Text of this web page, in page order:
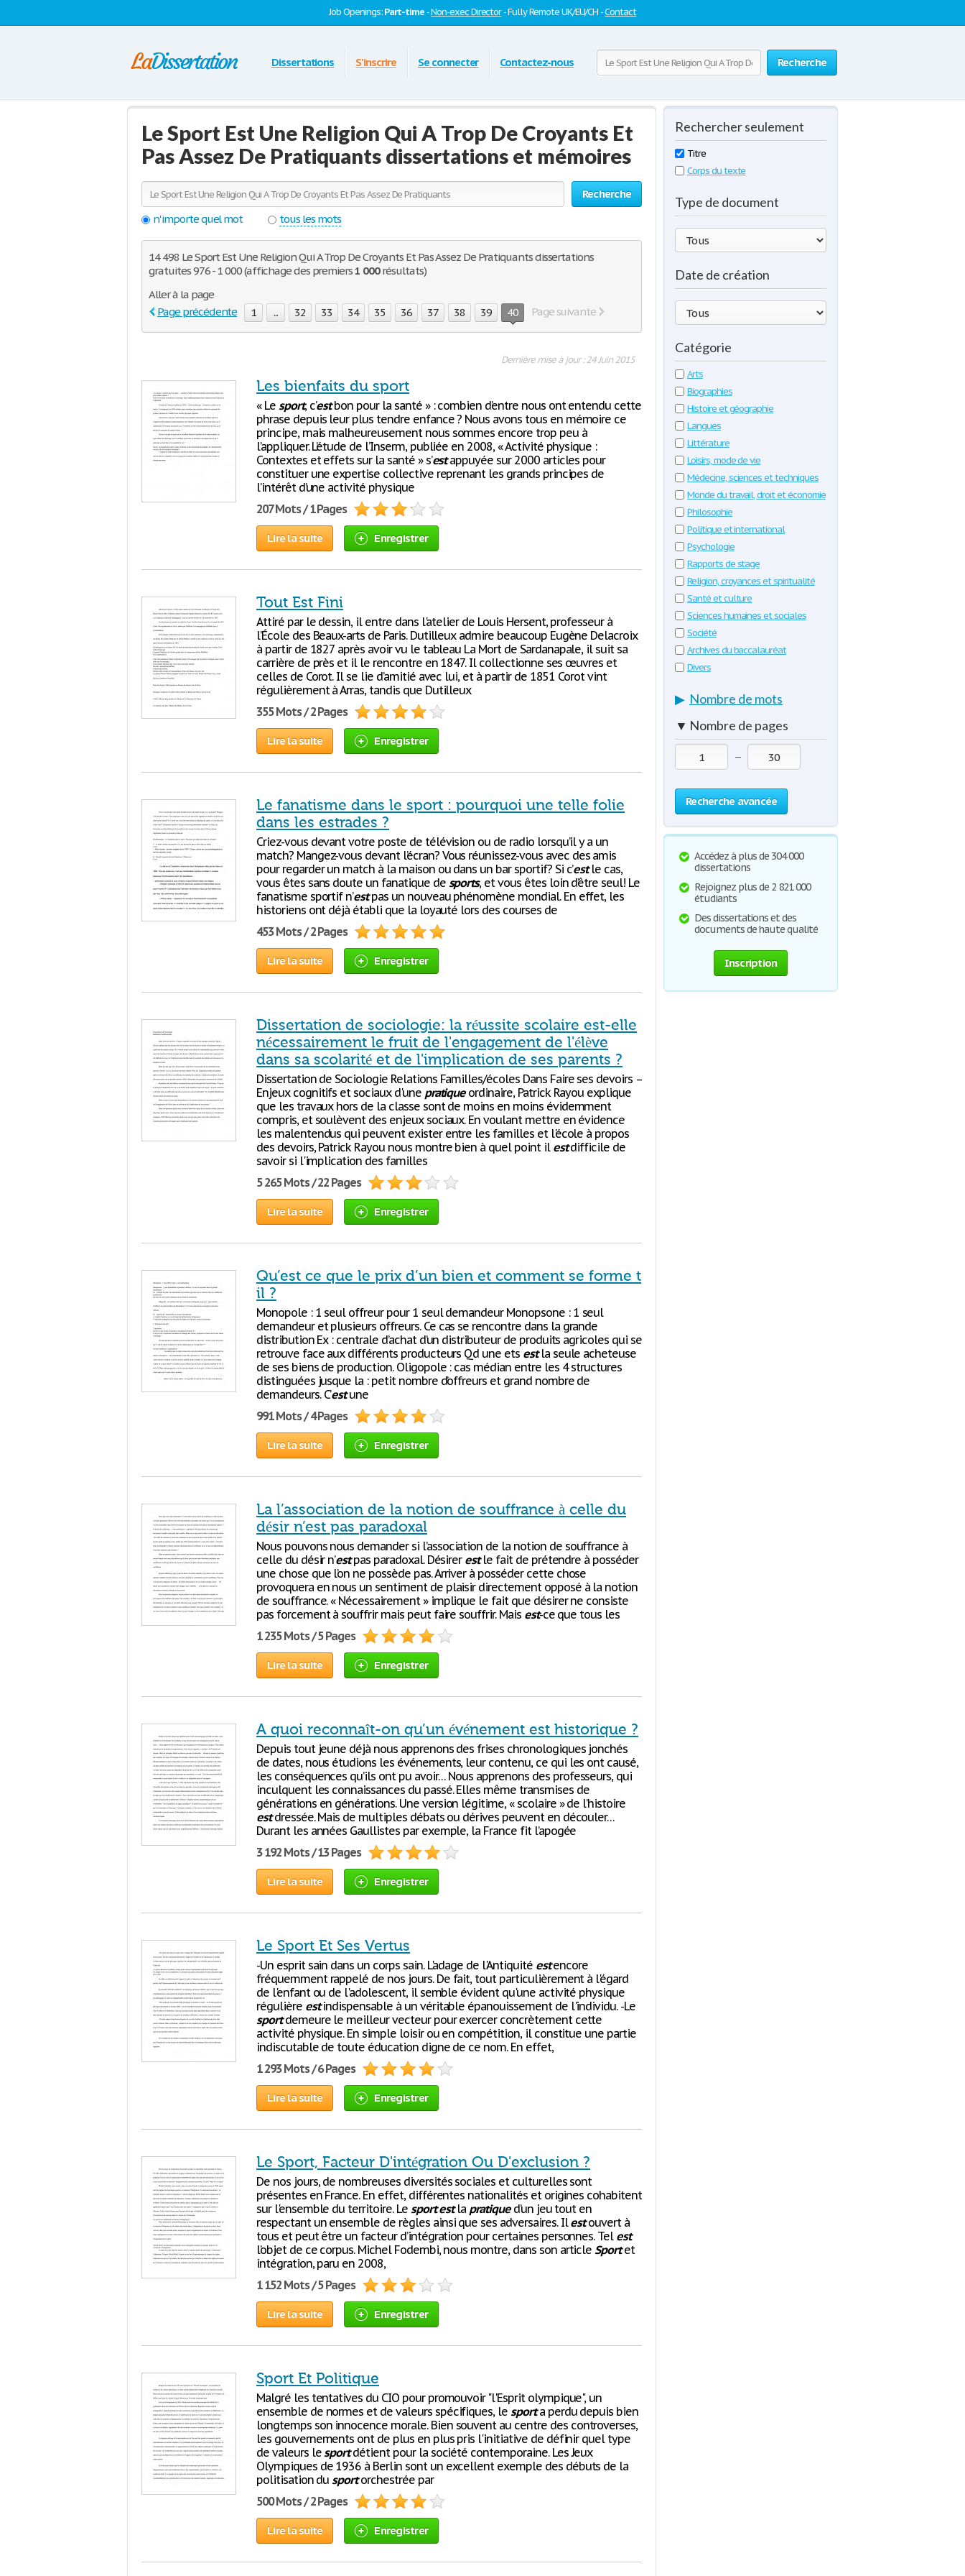
Job Openings:Part-time -Non-exec Director- Fully Remote UK/EU/CH -Contact
Recherche
Dissertations S'inscrire Se connecter Contactez-nous
Le Sport Est Une Religion Qui A Trop De Croyants Et
Pas Assez De Pratiquants dissertations et mémoires
Recherche
n'importe quel mot
tous les mots
14 498 Le Sport Est Une Religion Qui A Trop De Croyants Et Pas Assez De Pratiquants dissertations
gratuites 976 - 1 000 (affichage des premiers1 000résultats)
Aller à la page
Page précédente
1 ... 32 33 34 35 36 37 38 39 40 Page suivante
Dernière mise à jour : 24 Juin 2015
Les bienfaits du sport
« Le sport, c’estbon pour la santé » : combien d’entre nous ont entendu cette
phrase depuis leur plus tendre enfance ? Nous avons tous en mémoire ce
principe, mais malheureusement nous sommes encore trop peu à
l’appliquer. L’étude de l’Inserm, publiée en 2008, « Activité physique :
Contextes et effets sur la santé » s’estappuyée sur 2000 articles pour
constituer une expertise collective reprenant les grands principes de
l’intérêt d’une activité physique
207 Mots / 1 Pages
Lire la suite Enregistrer
Tout Est Fini
Attiré par le dessin, il entre dans l'atelier de Louis Hersent, professeur à
l’École des Beaux-arts de Paris. Dutilleux admire beaucoup Eugène Delacroix
à partir de 1827 après avoir vu le tableau La Mort de Sardanapale, il suit sa
carrière de près et il le rencontre en 1847. Il collectionne ses œuvres et
celles de Corot. Il se lie d’amitié avec lui, et à partir de 1851 Corot vint
régulièrement à Arras, tandis que Dutilleux
355 Mots / 2 Pages
Lire la suite Enregistrer
Le fanatisme dans le sport : pourquoi une telle folie
dans les estrades ?
Criez-vous devant votre poste de télévision ou de radio lorsqu’il y a un
match? Mangez-vous devant l’écran? Vous réunissez-vous avec des amis
pour regarder un match à la maison ou dans un bar sportif? Si c’estle cas,
vous êtes sans doute un fanatique de sports, et vous êtes loin d’être seul! Le
fanatisme sportif n’estpas un nouveau phénomène mondial. En effet, les
historiens ont déjà établi que la loyauté lors des courses de
453 Mots / 2 Pages
Lire la suite Enregistrer
Dissertation de sociologie: la réussite scolaire est-elle
nécessairement le fruit de l'engagement de l'élève
dans sa scolarité et de l'implication de ses parents ?
Dissertation de Sociologie Relations Familles/écoles Dans Faire ses devoirs –
Enjeux cognitifs et sociaux d'une pratiqueordinaire, Patrick Rayou explique
que les travaux hors de la classe sont de moins en moins évidemment
compris, et soulèvent des enjeux sociaux. En voulant mettre en évidence
les malentendus qui peuvent exister entre les familles et l'école à propos
des devoirs, Patrick Rayou nous montre bien à quel point il estdifficile de
savoir si l'implication des familles
5 265 Mots / 22 Pages
Lire la suite Enregistrer
Qu’est ce que le prix d’un bien et comment se forme t
il ?
Monopole : 1 seul offreur pour 1 seul demandeur Monopsone : 1 seul
demandeur et plusieurs offreurs. Ce cas se rencontre dans la grande
distribution Ex : centrale d’achat d’un distributeur de produits agricoles qui se
retrouve face aux différents producteurs Qd une ets estla seule acheteuse
de ses biens de production. Oligopole : cas médian entre les 4 structures
distinguées jusque la : petit nombre d’offreurs et grand nombre de
demandeurs. C’estune
991 Mots / 4 Pages
Lire la suite Enregistrer
La l’association de la notion de souffrance à celle du
désir n’est pas paradoxal
Nous pouvons nous demander si l’association de la notion de souffrance à
celle du désir n’estpas paradoxal. Désirer estle fait de prétendre à posséder
une chose que l’on ne possède pas. Arriver à posséder cette chose
provoquera en nous un sentiment de plaisir directement opposé à la notion
de souffrance. « Nécessairement » implique le fait que désirer ne consiste
pas forcement à souffrir mais peut faire souffrir. Mais est-ce que tous les
1 235 Mots / 5 Pages
Lire la suite Enregistrer
A quoi reconnaît-on qu’un événement est historique ?
Depuis tout jeune déjà nous apprenons des frises chronologiques jonchés
de dates, nous étudions les événements, leur contenu, ce qui les ont causé,
les conséquences qu’ils ont pu avoir… Nous apprenons des professeurs, qui
inculquent les connaissances du passé. Elles même transmises de
générations en générations. Une version légitime, « scolaire » de l’histoire
estdressée. Mais de multiples débats ou dérives peuvent en découler…
Durant les années Gaullistes par exemple, la France fit l’apogée
3 192 Mots / 13 Pages
Lire la suite Enregistrer
Le Sport Et Ses Vertus
-Un esprit sain dans un corps sain. L'adage de l'Antiquité estencore
fréquemment rappelé de nos jours. De fait, tout particulièrement à l'égard
de l'enfant ou de l'adolescent, il semble évident qu'une activité physique
régulière estindispensable à un véritable épanouissement de l'individu. -Le
sportdemeure le meilleur vecteur pour exercer concrètement cette
activité physique. En simple loisir ou en compétition, il constitue une partie
indiscutable de toute éducation digne de ce nom. En effet,
1 293 Mots / 6 Pages
Lire la suite Enregistrer
Le Sport, Facteur D'intégration Ou D'exclusion ?
De nos jours, de nombreuses diversités sociales et culturelles sont
présentes en France. En effet, différentes nationalités et origines cohabitent
sur l'ensemble du territoire. Le sport estla pratiqued’un jeu tout en
respectant un ensemble de règles ainsi que ses adversaires. Ilestouvert à
tous et peut être un facteur d’intégration pour certaines personnes. Tel est
l’objet de ce corpus. Michel Fodembi, nous montre, dans son articleSportet
intégration, paru en 2008,
1 152 Mots / 5 Pages
Lire la suite Enregistrer
Sport Et Politique
Malgré les tentatives du CIO pour promouvoir "l'Esprit olympique", un
ensemble de normes et de valeurs spécifiques, lesporta perdu depuis bien
longtemps son innocence morale. Bien souvent au centre des controverses,
les gouvernements ont de plus en plus pris l'initiative de définir quel type
de valeurs lesportdétient pour la société contemporaine. Les Jeux
Olympiques de 1936 à Berlin sont un excellent exemple des débuts de la
politisation dusportorchestrée par
500 Mots / 2 Pages
Lire la suite Enregistrer
Rechercher seulement
Titre
Corps du texte
Type de document
Date de création
Catégorie
Arts
Biographies
Histoire et géographie
Langues
Littérature
Loisirs, mode de vie
Médecine, sciences et techniques
Monde du travail, droit et économie
Philosophie
Politique et international
Psychologie
Rapports de stage
Religion, croyances et spiritualité
Santé et culture
Sciences humaines et sociales
Société
Archives du baccalauréat
Divers
▶ Nombre de mots
▼ Nombre de pages
—
Recherche avancée
Accédez à plus de 304 000
dissertations
Rejoignez plus de 2 821 000
étudiants
Des dissertations et des
documents de haute qualité
Inscription